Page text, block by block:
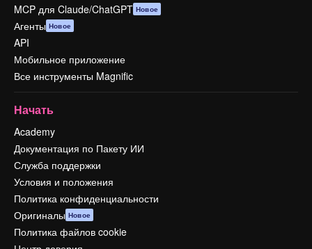
MCP для Claude/ChatGPT Новое
Агенты Новое
API
Мобильное приложение
Все инструменты Magnific
Начать
Academy
Документация по Пакету ИИ
Служба поддержки
Условия и положения
Политика конфиденциальности
Оригиналы Новое
Политика файлов cookie